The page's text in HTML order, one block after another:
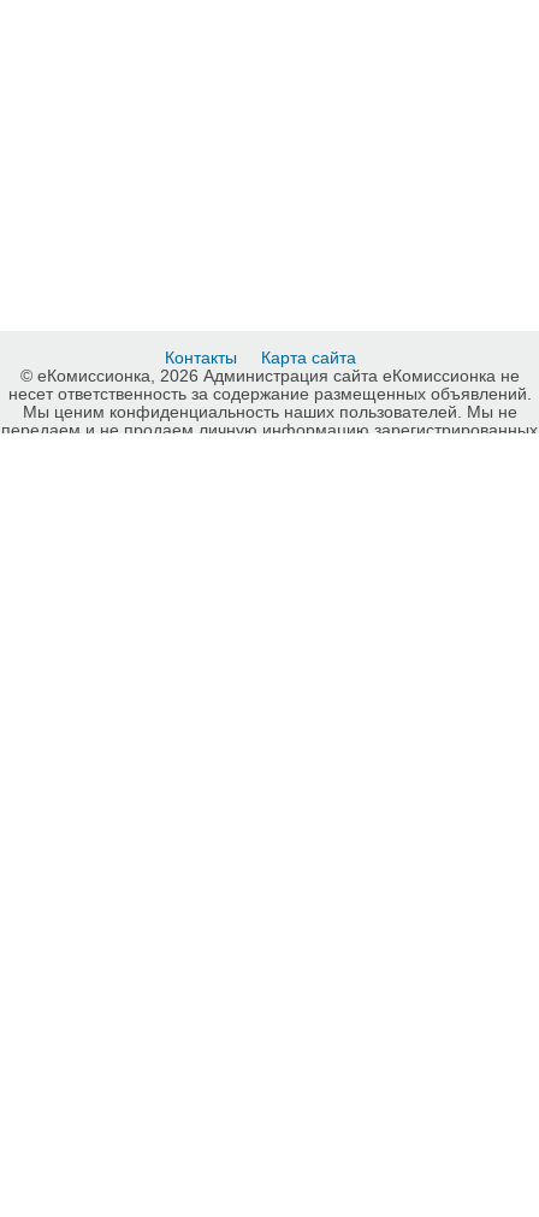
Контакты
Карта сайта
© еКомиссионка, 2026 Администрация сайта еКомиссионка не
несет ответственность за содержание размещенных объявлений.
Мы ценим конфиденциальность наших пользователей. Мы не
передаем и не продаем личную информацию зарегистрированных